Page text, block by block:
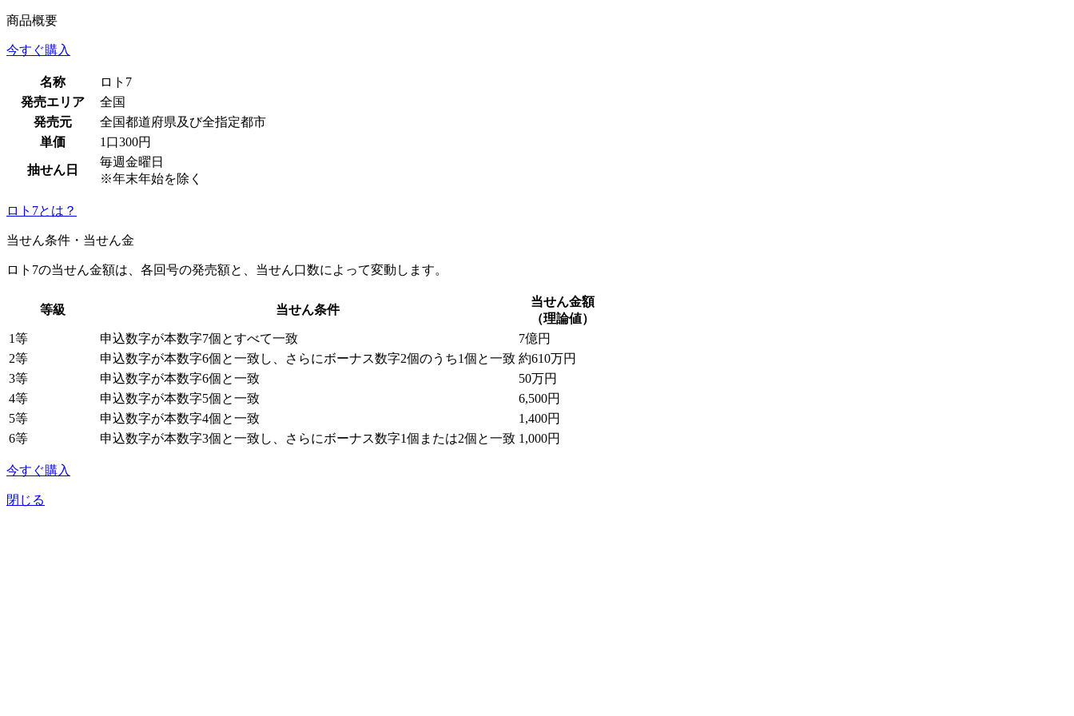
商品概要
今すぐ購入
名称
ロト7
発売エリア
全国
発売元
全国都道府県及び全指定都市
単価
1口300円
抽せん日
毎週金曜日
※年末年始を除く
ロト7とは？
当せん条件・当せん金
ロト7の当せん金額は、各回号の発売額と、当せん口数によって変動します。
等級 当せん条件
当せん金額
（理論値）
1等
申込数字が本数字7個とすべて一致
7億円
2等
申込数字が本数字6個と一致し、さらにボーナス数字2個のうち1個と一致 約610万円
3等
申込数字が本数字6個と一致
50万円
4等
申込数字が本数字5個と一致
6,500円
5等
申込数字が本数字4個と一致
1,400円
6等
申込数字が本数字3個と一致し、さらにボーナス数字1個または2個と一致 1,000円
今すぐ購入
閉じる